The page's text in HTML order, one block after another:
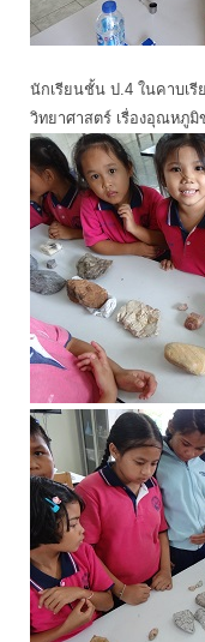
นักเรียนชั้น ป.4 ในคาบเ
วิทยาศาสตร์ เรื่องอุณหภูมิ